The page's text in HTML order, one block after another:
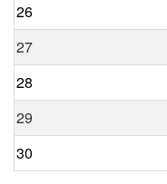
26
27
28
29
30